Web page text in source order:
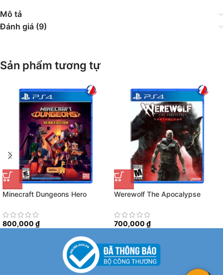
Mô tả
Đánh giá (9)
Sản phẩm tương tự
Minecraft Dungeons Hero
800,000 ₫
Werewolf The Apocalypse
700,000 ₫